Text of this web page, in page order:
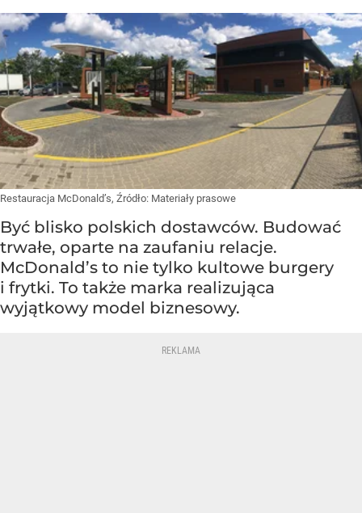
Restauracja McDonald’s, Źródło: Materiały prasowe
Być blisko polskich dostawców. Budować
trwałe, oparte na zaufaniu relacje.
McDonald’s to nie tylko kultowe burgery
i frytki. To także marka realizująca
wyjątkowy model biznesowy.